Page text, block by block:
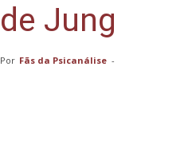
de Jung
Por Fãs da Psicanálise -